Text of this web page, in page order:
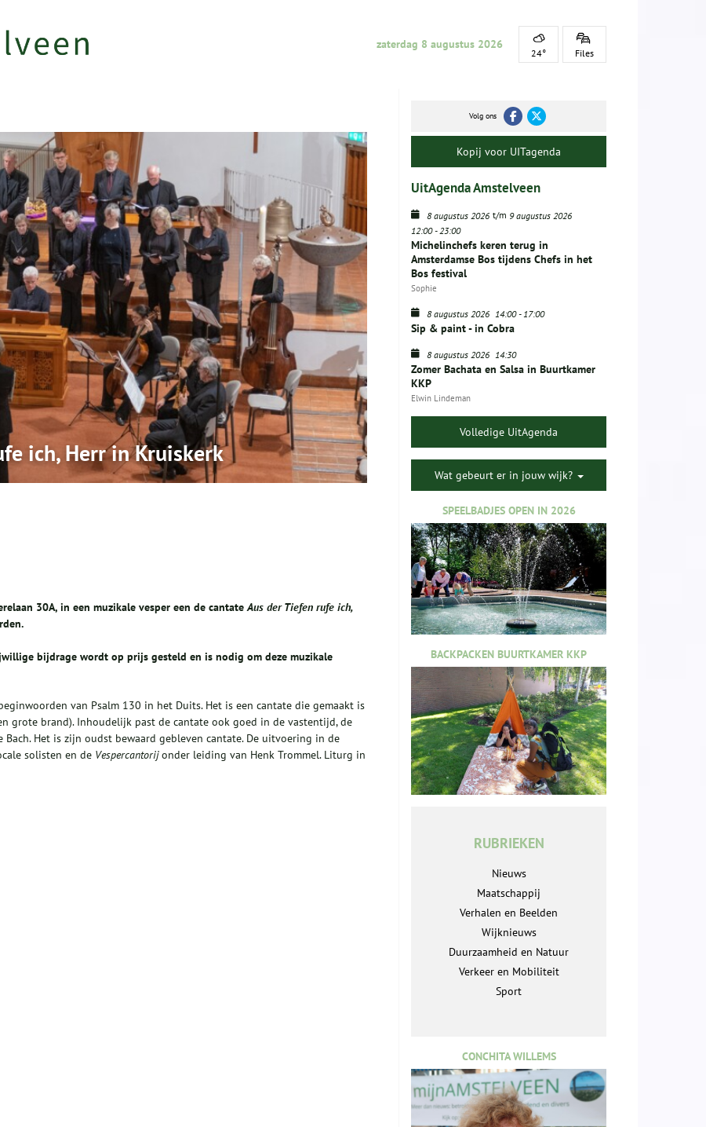
zaterdag 8 augustus 2026
24° Files
ich, Herr in Kruiskerk
30A, in een muzikale vesper een de cantateAus der Tiefen rufe ich,
bijdrage wordt op prijs gesteld en is nodig om deze muzikale
van Psalm 130 in het Duits. Het is een cantate die gemaakt is
grote brand). Inhoudelijk past de cantate ook goed in de vastentijd, de
Het is zijn oudst bewaard gebleven cantate. De uitvoering in de
solisten en de Vespercantorijonder leiding van Henk Trommel. Liturg in
Volg ons
Kopij voor UITagenda
UitAgenda Amstelveen
8 augustus 2026 t/m 9 augustus 2026
12:00-23:00
Michelinchefs keren terug in
Amsterdamse Bos tijdens Chefs in het
Bos festival
Sophie
8 augustus 2026 14:00-17:00
Sip & paint - in Cobra
8 augustus 2026 14:30
Zomer Bachata en Salsa in Buurtkamer
KKP
Elwin Lindeman
Volledige UitAgenda
Wat gebeurt er in jouw wijk?
SPEELBADJES OPEN IN 2026
BACKPACKEN BUURTKAMER KKP
RUBRIEKEN
Nieuws
Maatschappij
Verhalen en Beelden
Wijknieuws
Duurzaamheid en Natuur
Verkeer en Mobiliteit
Sport
CONCHITA WILLEMS